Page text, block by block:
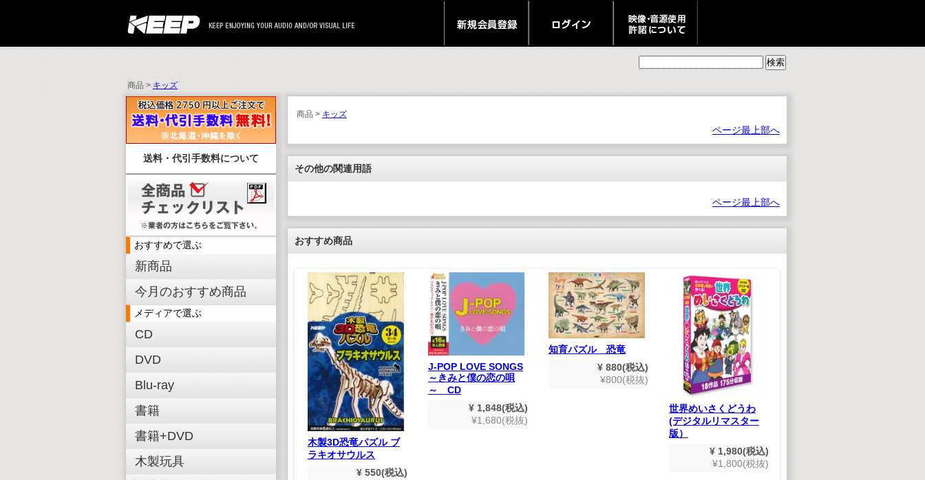
商品 >キッズ
送料・代引手数料について
おすすめで選ぶ
新商品
今月のおすすめ商品
メディアで選ぶ
CD
DVD
Blu-ray
書籍
書籍+DVD
木製玩具
商品 > キッズ
ページ最上部へ
その他の関連用語
ページ最上部へ
おすすめ商品
いうえ
税込)
税抜)
木製3D恐竜パズル ス
テゴサウルス
¥ 550(税込)
¥ 1,980(税込)
¥1,800(税抜)
木製3D恐竜パズル ブ
ラキオサウルス
¥ 550(税込)
J-POP LOVE SONGS
～きみと僕の恋の唄
～ CD
¥ 1,848(税込)
¥1,680(税抜)
知育パズル 恐竜
¥ 880(税込)
¥800(税抜)
世界めいさくどうわ
(デジタルリマスター
版）
¥ 1,980(税込)
¥1,800(税抜)
日本むかしばなし(デ
ジタルリマスター版）
¥ 1,980(税込)
¥1,800(税抜)
J-
～